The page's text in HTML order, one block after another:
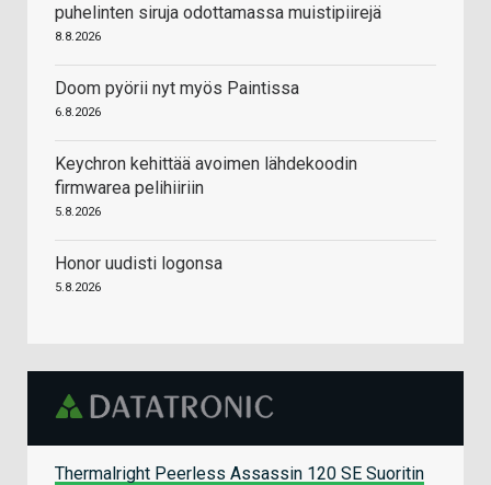
puhelinten siruja odottamassa muistipiirejä
8.8.2026
Doom pyörii nyt myös Paintissa
6.8.2026
Keychron kehittää avoimen lähdekoodin
firmwarea pelihiiriin
5.8.2026
Honor uudisti logonsa
5.8.2026
Thermalright Peerless Assassin 120 SE Suoritin